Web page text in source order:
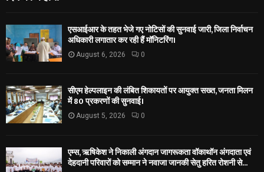
एसआईआर के तहत भेजे गए नोटिसों की सुनवाई जारी, जिला निर्वाचन
अधिकारी लगातार कर रही हैं मॉनिटरिंग।
August 6, 2026 0
सीएम हेल्पलाइन की लंबित शिकायतों पर आयुक्त सख्त, जनता मिलन
में 80 प्रकरणों की सुनवाई।
August 5, 2026 0
एम्स, ऋषिकेश ने निकाली अंगदान जागरूकता वॉकाथॉन अंगदाता एवं
देहदानी परिवारों को सम्मान ने नवाजा जानकी सेतु हरित रोशनी से...